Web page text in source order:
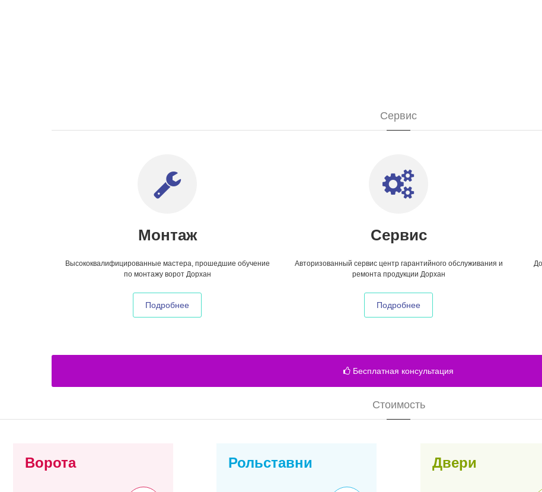
Сервис
Монтаж
Высококвалифицированные мастера, прошедшие обучение
по монтажу ворот Дорхан
Подробнее
Сервис
Авторизованный сервис центр гарантийного обслуживания и
ремонта продукции Дорхан
Подробнее
Бесплатная консультация
Стоимость
Ворота Рольставни Двери